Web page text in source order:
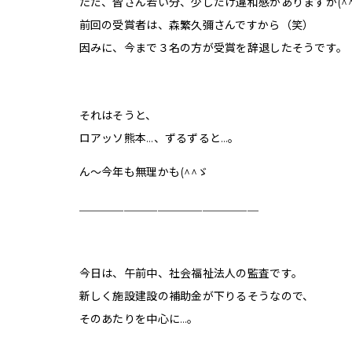
前回の受賞者は、森繁久彌さんですから（笑）
因みに、今まで３名の方が受賞を辞退したそうです。
それはそうと、
ロアッソ熊本…、ずるずると…。
ん〜今年も無理かも(^^ゞ
今日は、午前中、社会福祉法人の監査です。
新しく施設建設の補助金が下りるそうなので、
そのあたりを中心に…。